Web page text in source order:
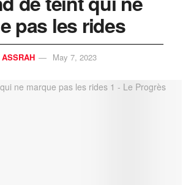
pas les rides
May 7, 2023